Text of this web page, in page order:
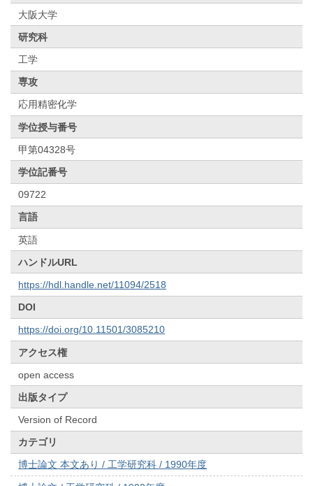
大阪大学
研究科
工学
専攻
応用精密化学
学位授与番号
甲第04328号
学位記番号
09722
言語
英語
ハンドルURL
https://hdl.handle.net/11094/2518
DOI
https://doi.org/10.11501/3085210
アクセス権
open access
出版タイプ
Version of Record
カテゴリ
博士論文 本文あり / 工学研究科 / 1990年度